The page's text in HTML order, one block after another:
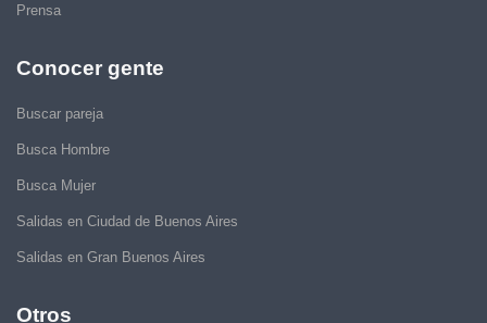
Prensa
Conocer gente
Buscar pareja
Busca Hombre
Busca Mujer
Salidas en Ciudad de Buenos Aires
Salidas en Gran Buenos Aires
Otros